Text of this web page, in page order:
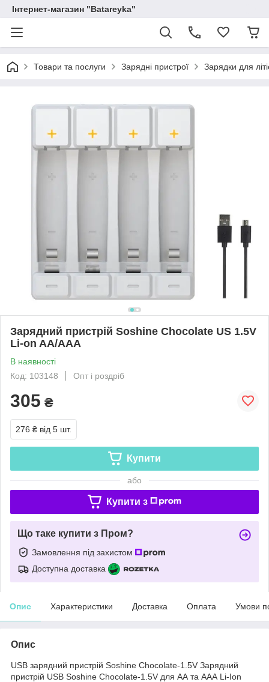
Інтернет-магазин "Batareyka"
Товари та послуги Зарядні пристрої Зарядки для
Зарядний пристрій Soshine Chocolate US 1.5V
Li-on AA/AAA
В наявності
Код: 103148
Опт і роздріб
305 ₴
276 ₴ від 5 шт.
Купити
або
Купити з
Що таке купити з Пром?
Замовлення під захистом
Доступна доставка
Опис Характеристики Доставка Оплата Умови
Опис
USB зарядний пристрій Soshine Chocolate-1.5V Зарядний
пристрій USB Soshine Chocolate-1.5V для АА та ААА Li-Ion